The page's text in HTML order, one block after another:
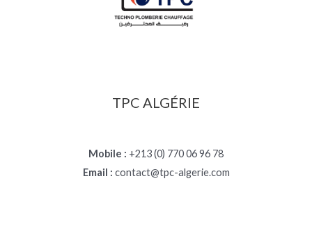
TPC ALGÉRIE
Mobile : +213 (0) 770 06 96 78
Email : contact@tpc-algerie.com